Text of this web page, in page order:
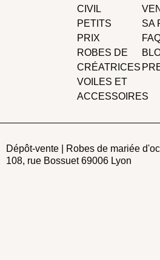
CIVIL
PETITS
PRIX
ROBES DE
CRÉATRICES
VOILES ET
ACCESSOIRES
SA
Dépôt-vente | Robes de mariée
108, rue Bossuet 69006 Lyon